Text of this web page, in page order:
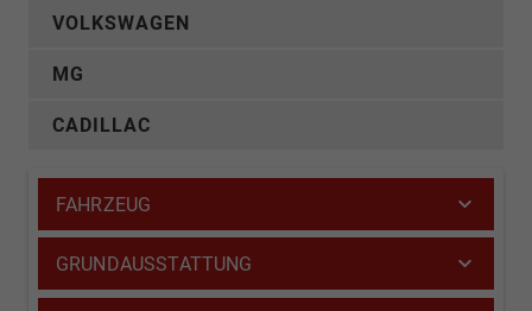
VOLKSWAGEN
MG
CADILLAC
FAHRZEUG
GRUNDAUSSTATTUNG